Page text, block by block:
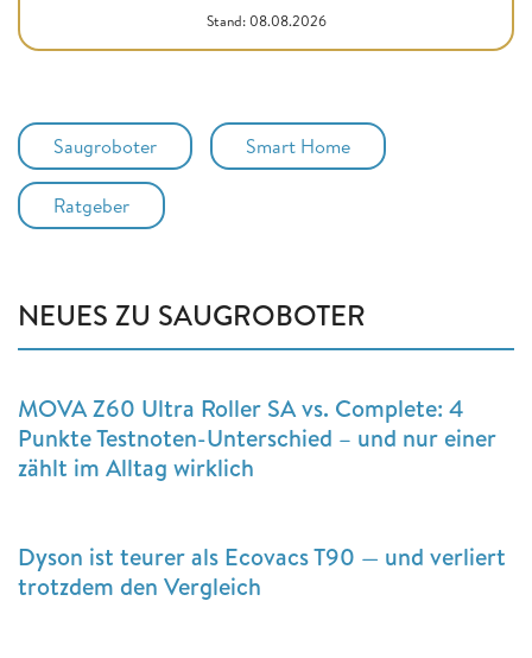
Stand: 08.08.2026
Saugroboter Smart Home
Ratgeber
NEUES ZU SAUGROBOTER
MOVA Z60 Ultra Roller SA vs. Complete: 4
Punkte Testnoten-Unterschied – und nur einer
zählt im Alltag wirklich
Dyson ist teurer als Ecovacs T90 — und verliert
trotzdem den Vergleich